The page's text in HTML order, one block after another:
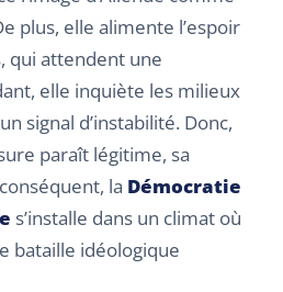
plus, elle alimente l’espoir
qui attendent une
elle inquiète les milieux
signal d’instabilité. Donc,
paraît légitime, sa
la Démocratie
s’installe dans un climat où
bataille idéologique